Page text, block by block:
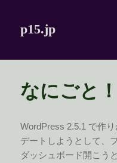
p15.jp
なにごと！
WordPress 2.5.1 で作
デートしようとして、
ダッシュボード開こう